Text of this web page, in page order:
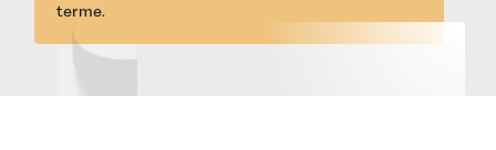
terme.